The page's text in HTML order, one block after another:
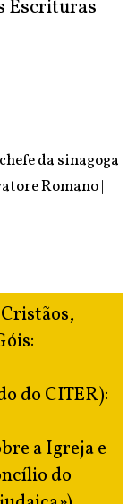
Escrituras
da sinagoga
Romano |
do CITER):
a Igreja e
do